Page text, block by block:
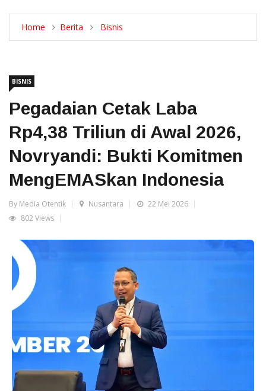
Home Berita Bisnis
BISNIS
Pegadaian Cetak Laba
Rp4,38 Triliun di Awal 2026,
Novryandi: Bukti Komitmen
MengEMASkan Indonesia
By Media Otentik Nusantara
22 Mei 2026
802 Views